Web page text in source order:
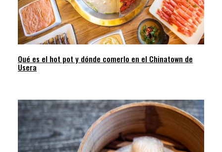
Qué es el hot pot y dónde comerlo en el Chinatown de
Usera